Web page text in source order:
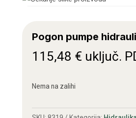
Pogon pumpe
115,48 € uključ.
Nema na zalihi